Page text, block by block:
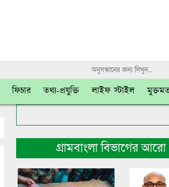
ফিচার তথ্য-প্রযুক্তি লাইফ স্টাইল
গ্রামবাংলা বিভাগের